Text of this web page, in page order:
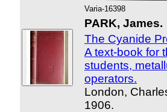
Varia-16398
PARK, James.
The Cyanide
A text-book for
students,
operators.
London,
1906.